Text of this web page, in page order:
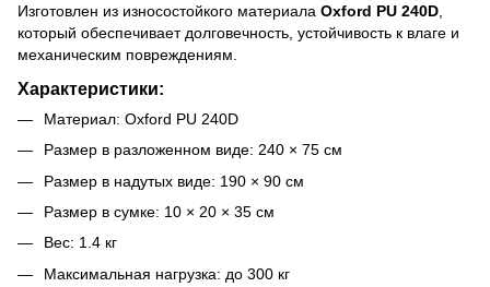
Изготовлен из износостойкого материала Oxford PU 240D
который обеспечивает долговечность, устойчивость к влаге и
механическим повреждениям.
Характеристики:
Материал: Oxford PU 240D
Размер в разложенном виде: 240 × 75 см
Размер в надутых виде: 190 × 90 см
Размер в сумке: 10 × 20 × 35 см
Вес: 1.4 кг
Максимальная нагрузка: до 300 кг